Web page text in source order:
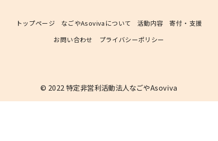
トップページ なごやAsovivaについて 活動内容
寄付・支援
お問い合わせ
プライバシーポリシー
© 2022特定非営利活動法人なごやAsoviva